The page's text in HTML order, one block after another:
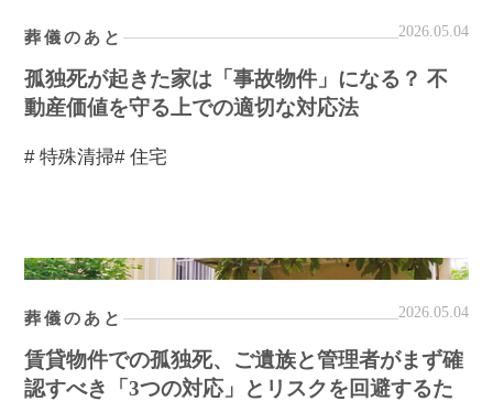
葬儀のあと 2026.05.04
孤独死が起きた家は「事故物件」になる？ 不
動産価値を守る上での適切な対応法
# 特殊清掃# 住宅
葬儀のあと 2026.05.04
賃貸物件での孤独死、ご遺族と管理者がまず確
認すべき「3つの対応」とリスクを回避するた